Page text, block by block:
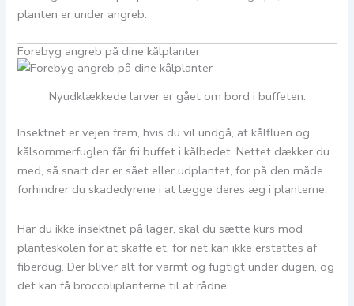
planten er under angreb.
Forebyg angreb på dine kålplanter
Nyudklækkede larver er gået om bord i buffeten.
Insektnet er vejen frem, hvis du vil undgå, at kålfluen og
kålsommerfuglen får fri buffet i kålbedet. Nettet dækker du
med, så snart der er sået eller udplantet, for på den måde
forhindrer du skadedyrene i at lægge deres æg i planterne.
Har du ikke insektnet på lager, skal du sætte kurs mod
planteskolen for at skaffe et, for net kan ikke erstattes af
fiberdug. Der bliver alt for varmt og fugtigt under dugen, og
det kan få broccoliplanterne til at rådne.